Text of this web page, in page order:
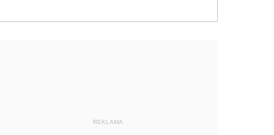
REKLAMA